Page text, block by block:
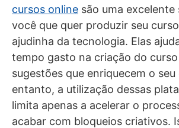
cursos online são uma excelente
você que quer produzir seu
ajudinha da tecnologia. Elas
tempo gasto na criação do
sugestões que enriquecem o
entanto, a utilização dessas
limita apenas a acelerar o
acabar com bloqueios criativos.